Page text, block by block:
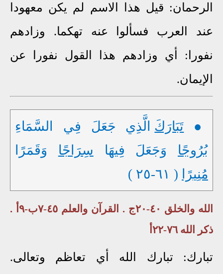
الرحمان: قيل هذا الاسم لم يكن معهودا
عند العرب فسألوا عنه تهكما. وزادهم
نفورا: أي وزادهم هذا القول نفورا عن
الإيمان.
● تَبَارَكَ الَّذِي جَعَلَ فِي السَّمَاءِ
بُرُوجًا وَجَعَلَ فِيهَا سِرَاجًا وَقَمَرًا
مُنِيرًا
( ٦١-٢٥ )
الله والخلق ٤٠-٢٠ج . القرآن والعلم ٤٥-٧ب-٩أ .
ذكر الله ٧٦-٢٢أ
تبارك: تبارك الله أي تعاظم وتعالى.